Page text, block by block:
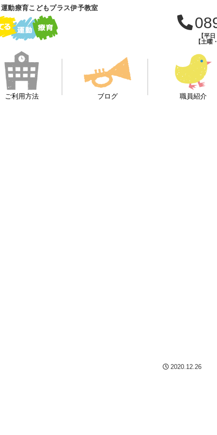
動療育こどもプラス伊予教室
【平
【土曜
ご利用方法 ブログ 職員紹介
2020.12.26